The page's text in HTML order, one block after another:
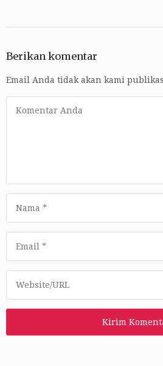
Berikan komentar
Email Anda tidak akan kami